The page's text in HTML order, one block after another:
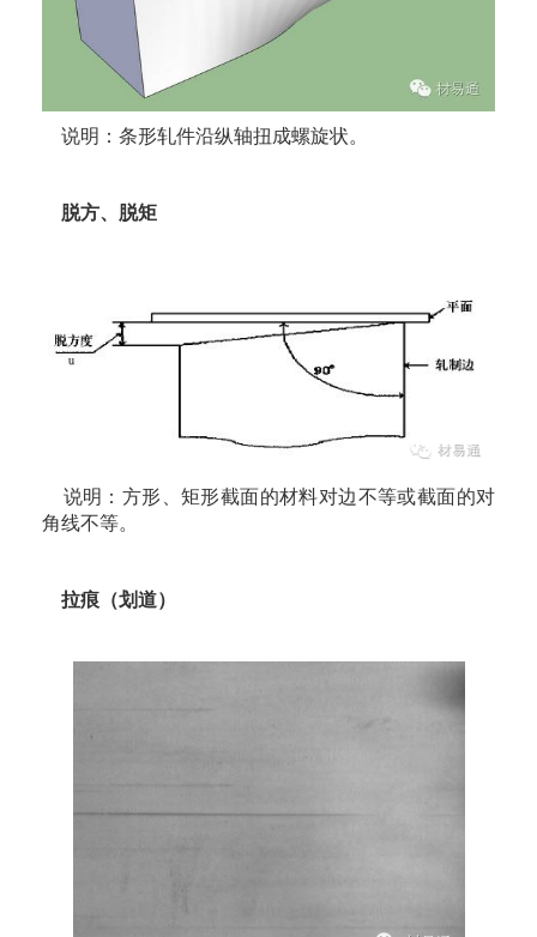
说明：条形轧件沿纵轴扭成螺旋状。
脱方、脱矩
说明：方形、矩形截面的材料对边不等或截面的对
角线不等。
拉痕（划道）